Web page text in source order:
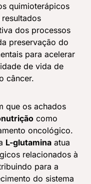
quimioterápicos
dos processos
preservação do
para acelerar
de vida de
câncer.
os achados
como
oncológico.
L-glutamina atua
relacionados à
para a
do sistema